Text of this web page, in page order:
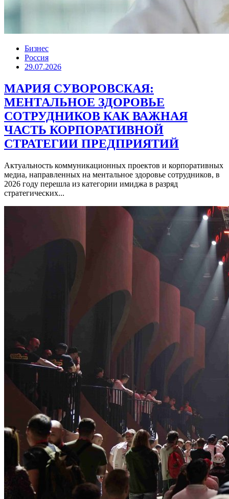
Бизнес
Россия
29.07.2026
МАРИЯ СУВОРОВСКАЯ:
МЕНТАЛЬНОЕ ЗДОРОВЬЕ
СОТРУДНИКОВ КАК ВАЖНАЯ
ЧАСТЬ КОРПОРАТИВНОЙ
СТРАТЕГИИ ПРЕДПРИЯТИЙ
Актуальность коммуникационных проектов и корпоративных
медиа, направленных на ментальное здоровье сотрудников, в
2026 году перешла из категории имиджа в разряд
стратегических...